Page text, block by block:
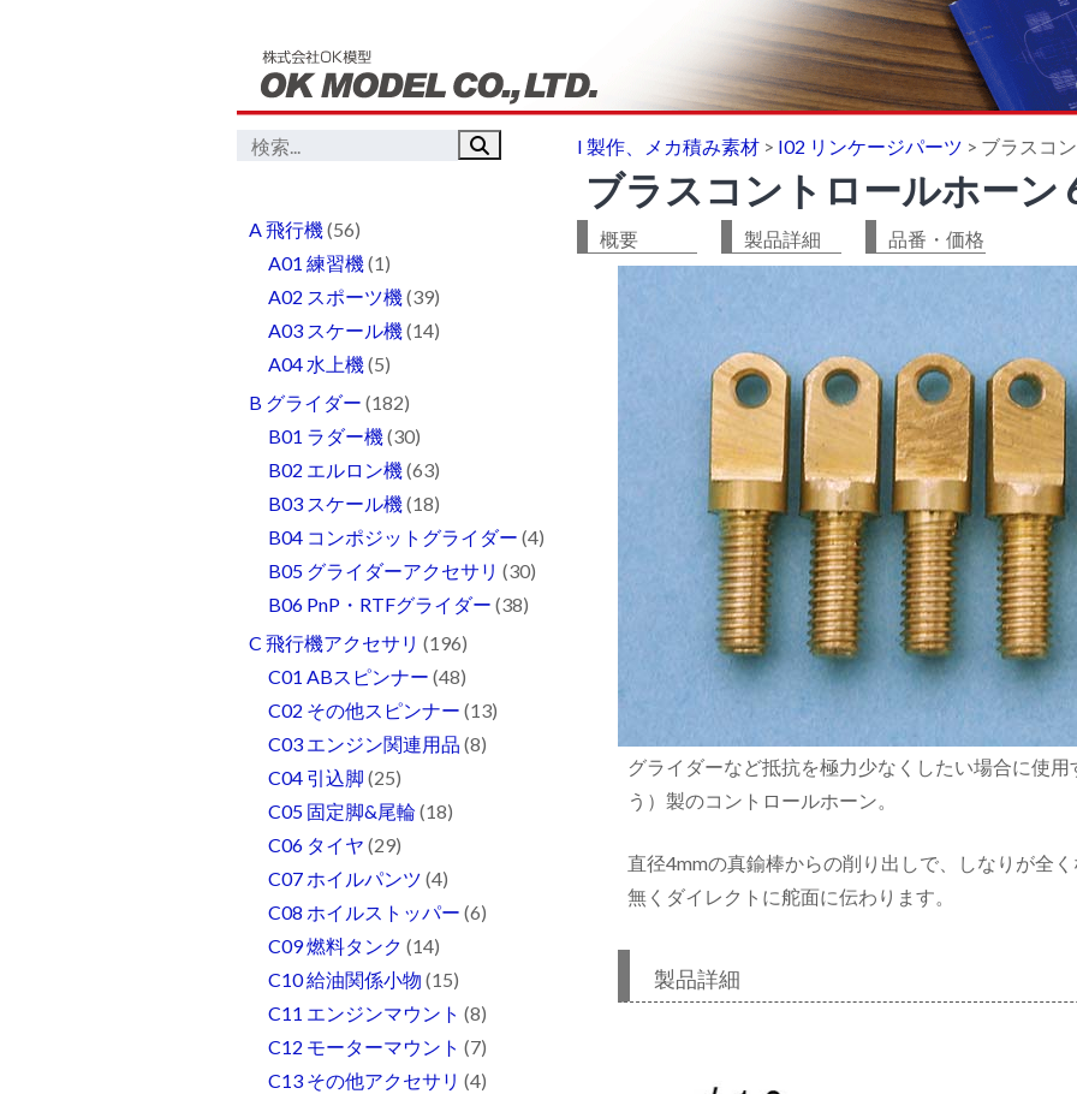
I 製作、メカ積み素材 > I02 リンケージパーツ > ブラスコ
ブラスコントロールホーン
概要 製品詳細 品番・価格
グライダーなど抵抗を極力少なくしたい場合に使
う）製のコントロールホーン。
直径4mmの真鍮棒からの削り出しで、しなりが全
無くダイレクトに舵面に伝わります。
製品詳細
A 飛行機(56)
A01 練習機(1)
A02 スポーツ機(39)
A03 スケール機(14)
A04 水上機(5)
B グライダー (182)
B01 ラダー機(30)
B02 エルロン機(63)
B03 スケール機(18)
B04 コンポジットグライダー (4)
B05 グライダーアクセサリ (30)
B06 PnP・RTFグライダー (38)
C 飛行機アクセサリ (196)
C01 ABスピンナー (48)
C02 その他スピンナー (13)
C03 エンジン関連用品 (8)
C04 引込脚 (25)
C05 固定脚&尾輪(18)
C06 タイヤ (29)
C07 ホイルパンツ (4)
C08 ホイルストッパー (6)
C09 燃料タンク (14)
C10 給油関係小物 (15)
C11 エンジンマウント (8)
C12 モーターマウント (7)
C13 その他アクセサリ (4)